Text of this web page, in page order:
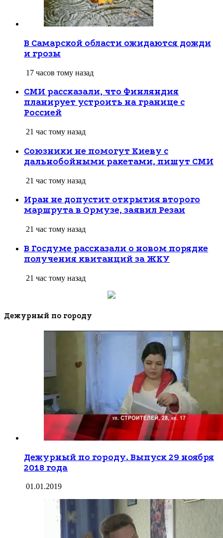
В Самарской области ожидаются дожди
и грозы
17 часов тому назад
СМИ рассказали, что Финляндия
планирует устроить на границе с
Россией
21 час тому назад
Союзники не помогут Киеву с
дальнобойными ракетами, пишут СМИ
21 час тому назад
Иран не допустит открытия второго
маршрута в Ормузе, заявил Резаи
21 час тому назад
В Госдуме рассказали о новом порядке
получения квитанций за ЖКУ
21 час тому назад
Дежурный по городу
Дежурный по городу. Выпуск 29 ноября
2018 года
01.01.2019